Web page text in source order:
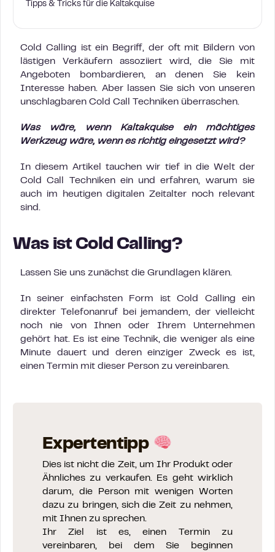
Tipps & Tricks für die Kaltakquise
Cold Calling ist ein Begriff, der oft mit Bildern von
lästigen Verkäufern assoziiert wird, die Sie mit
Angeboten bombardieren, an denen Sie kein
Interesse haben. Aber lassen Sie sich von unseren
unschlagbaren Cold Call Techniken überraschen.
Was wäre, wenn Kaltakquise ein mächtiges
Werkzeug wäre, wenn es richtig eingesetzt wird?
In diesem Artikel tauchen wir tief in die Welt der
Cold Call Techniken ein und erfahren, warum sie
auch im heutigen digitalen Zeitalter noch relevant
sind.
Was ist Cold Calling?
Lassen Sie uns zunächst die Grundlagen klären.
In seiner einfachsten Form ist Cold Calling ein
direkter Telefonanruf bei jemandem, der vielleicht
noch nie von Ihnen oder Ihrem Unternehmen
gehört hat. Es ist eine Technik, die weniger als eine
Minute dauert und deren einziger Zweck es ist,
einen Termin mit dieser Person zu vereinbaren.
Expertentipp
Dies ist nicht die Zeit, um Ihr Produkt oder
Ähnliches zu verkaufen. Es geht wirklich
darum, die Person mit wenigen Worten
dazu zu bringen, sich die Zeit zu nehmen,
mit Ihnen zu sprechen.
Ihr Ziel ist es, einen Termin zu
vereinbaren, bei dem Sie beginnen